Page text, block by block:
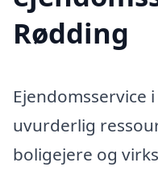
Rødding
Ejendomsservice
uvurderlig
boligejere og